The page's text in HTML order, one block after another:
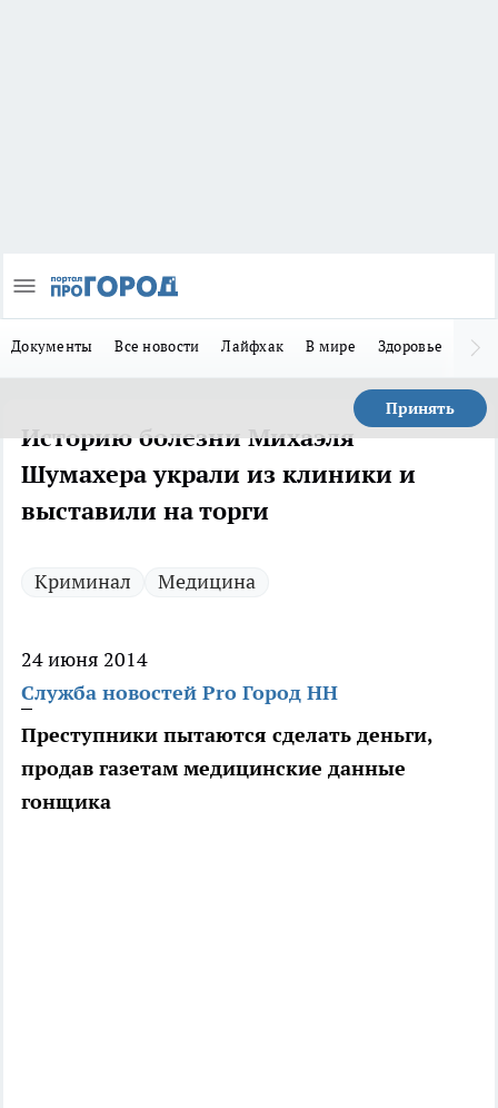
Документы Все новости Лайфхак В мире Здоровье
Принять
Историю болезни Михаэля
Шумахера украли из клиники и
выставили на торги
Криминал Медицина
24 июня 2014
Служба новостей Pro Город НН
Преступники пытаются сделать деньги,
продав газетам медицинские данные
гонщика